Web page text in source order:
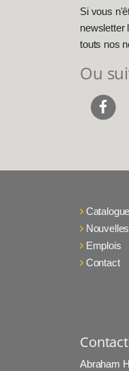
Si vous
newsletter
touts nos
Ou
Catalogue
Nouvelles
Emplois
Contact
Abraham